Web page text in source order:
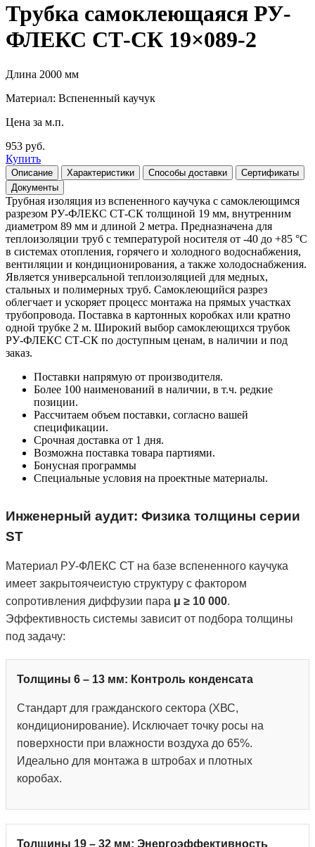
Трубка самоклеющаяся РУ-
ФЛЕКС СТ-СК 19×089-2
Длина 2000 мм
Материал: Вспененный каучук
Цена за м.п.
953 руб.
Купить
Описание Характеристики Способы доставки
Сертификаты
Документы
Трубная изоляция из вспененного каучука с самоклеющимся
разрезом РУ-ФЛЕКС СТ-СК толщиной 19 мм, внутренним
диаметром 89 мм и длиной 2 метра. Предназначена для
теплоизоляции труб с температурой носителя от -40 до +85 °С
в системах отопления, горячего и холодного водоснабжения,
вентиляции и кондиционирования, а также холодоснабжения.
Является универсальной теплоизоляцией для медных,
стальных и полимерных труб. Самоклеющийся разрез
облегчает и ускоряет процесс монтажа на прямых участках
трубопровода. Поставка в картонных коробках или кратно
одной трубке 2 м. Широкий выбор самоклеющихся трубок
РУ-ФЛЕКС СТ-СК по доступным ценам, в наличии и под
заказ.
Поставки напрямую от производителя.
Более 100 наименований в наличии, в т.ч. редкие
позиции.
Рассчитаем объем поставки, согласно вашей
спецификации.
Срочная доставка от 1 дня.
Возможна поставка товара партиями.
Бонусная программы
Специальные условия на проектные материалы.
Инженерный аудит: Физика толщины серии
ST
Материал РУ-ФЛЕКС СТ на базе вспененного каучука
имеет закрытоячеистую структуру с фактором
сопротивления диффузии пара μ ≥ 10 000.
Эффективность системы зависит от подбора толщины
под задачу:
Толщины 6 – 13 мм: Контроль конденсата
Стандарт для гражданского сектора (ХВС,
кондиционирование). Исключает точку росы на
поверхности при влажности воздуха до 65%.
Идеально для монтажа в штробах и плотных
коробах.
Толщины 19 – 32 мм: Энергоэффективность